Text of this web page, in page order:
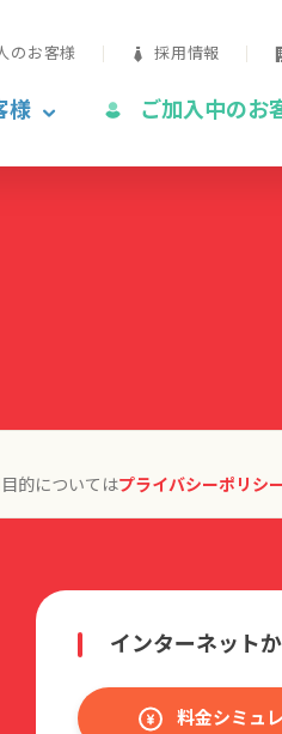
のお客様 採用情報
様 ご加入中のお
的についてはプライバシーポリシ
インターネット
料金シミュ